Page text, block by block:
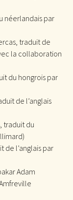
néerlandais par
traduit de
la collaboration
du hongrois par
de l’anglais
traduit du
de l’anglais par
Adam